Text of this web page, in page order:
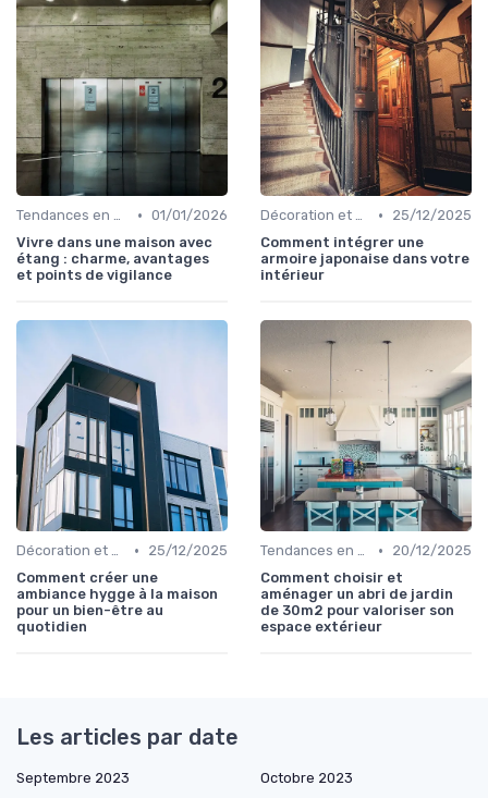
Tendances en Aménagement Domestique • 01/01/2026
Vivre dans une maison avec
étang : charme, avantages
et points de vigilance
Décoration et Design d'Intérieur •
25/12/2025
Comment intégrer une
armoire japonaise dans votre
intérieur
Décoration et Design d'Intérieur •
25/12/2025
Comment créer une
ambiance hygge à la maison
pour un bien-être au
quotidien
Tendances en Aménagement Domestique •
20/12/2025
Comment choisir et
aménager un abri de jardin
de 30m2 pour valoriser son
espace extérieur
Les articles par date
Septembre 2023
Octobre 2023